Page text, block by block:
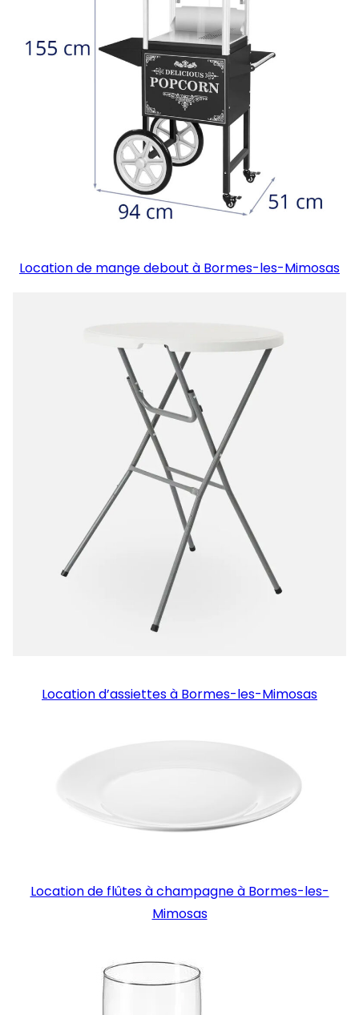
Location de mange debout à Bormes-les-Mimosas
Location d’assiettes à Bormes-les-Mimosas
Location de flûtes à champagne à Bormes-les-
Mimosas